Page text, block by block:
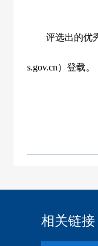
评选出的优秀
s.gov.cn）登载。
相关链接